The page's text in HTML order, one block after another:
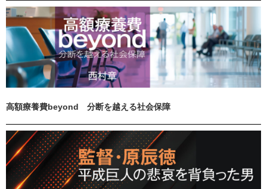
高額療養費beyond 分断を越える社会保障